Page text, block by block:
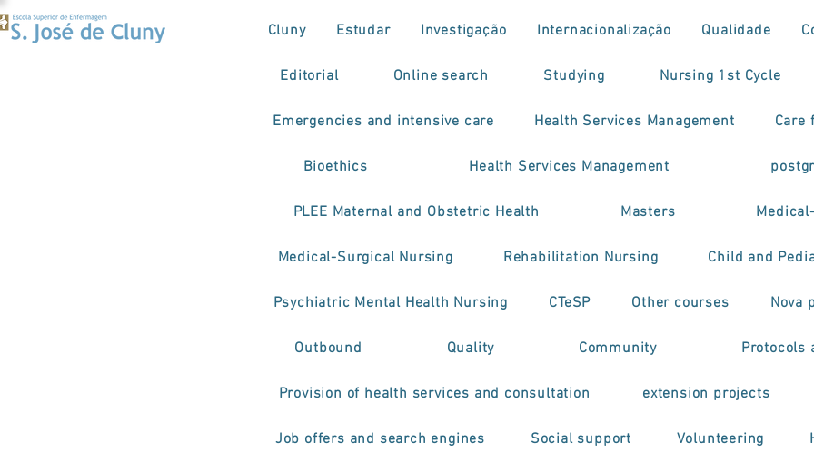
Cluny Estudar Investigação Internacionalização Qualidade
Editorial Online search Studying Nursing 1st Cycle
Emergencies and intensive care Health Services Management Care
Bioethics Health Services Management
PLEE Maternal and Obstetric Health Masters
Medical-Surgical Nursing Rehabilitation Nursing Child and
Psychiatric Mental Health Nursing CTeSP Other courses Nova
Outbound Quality Community Protocols
Provision of health services and consultation extension projects
Job offers and search engines Social support Volunteering